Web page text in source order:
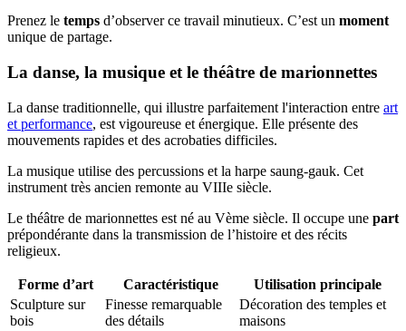
Prenez le temps d’observer ce travail minutieux. C’est un moment
unique de partage.
La danse, la musique et le théâtre de marionnettes
La danse traditionnelle, qui illustre parfaitement l'interaction entre art
et performance, est vigoureuse et énergique. Elle présente des
mouvements rapides et des acrobaties difficiles.
La musique utilise des percussions et la harpe saung-gauk. Cet
instrument très ancien remonte au VIIIe siècle.
Le théâtre de marionnettes est né au Vème siècle. Il occupe une part
prépondérante dans la transmission de l’histoire et des récits
religieux.
Forme d’art Caractéristique
Utilisation principale
Sculpture sur
bois
Finesse remarquable
des détails
Décoration des temples et
maisons